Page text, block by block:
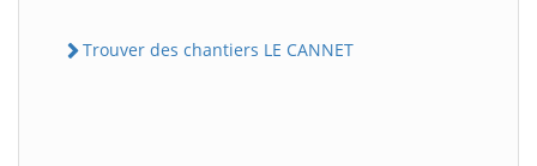
Trouver des chantiers LE CANNET